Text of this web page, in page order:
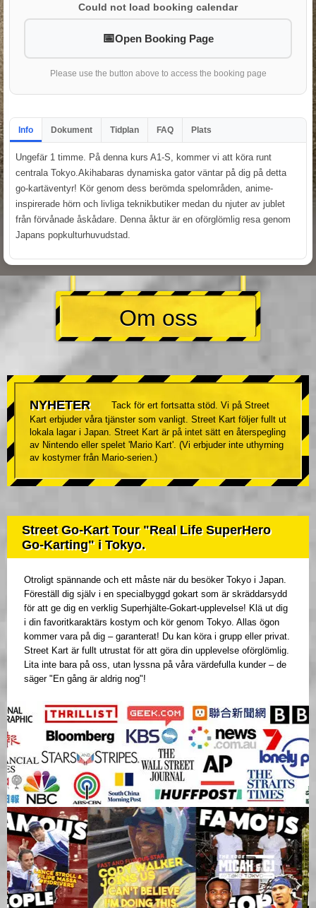
Could not load booking calendar
Open Booking Page
Please use the button above to access the booking page
Info Dokument Tidplan FAQ Plats
Ungefär 1 timme. På denna kurs A1-S, kommer vi att köra runt
centrala Tokyo.Akihabaras dynamiska gator väntar på dig på detta
go-kartäventyr! Kör genom dess berömda spelområden, anime-
inspirerade hörn och livliga teknikbutiker medan du njuter av jublet
från förvånade åskådare. Denna åktur är en oförglömlig resa genom
Japans popkulturhuvudstad.
Om oss
NYHETER
Tack för ert fortsatta stöd. Vi på Street
Kart erbjuder våra tjänster som vanligt. Street Kart följer fullt ut
lokala lagar i Japan. Street Kart är på intet sätt en återspegling
av Nintendo eller spelet 'Mario Kart'. (Vi erbjuder inte uthyrning
av kostymer från Mario-serien.)
Street Go-Kart Tour "Real Life SuperHero
Go-Karting" i Tokyo.
Otroligt spännande och ett måste när du besöker Tokyo i Japan.
Föreställ dig själv i en specialbyggd gokart som är skräddarsydd
för att ge dig en verklig Superhjälte-Gokart-upplevelse! Klä ut dig
i din favoritkaraktärs kostym och kör genom Tokyo. Allas ögon
kommer vara på dig – garanterat! Du kan köra i grupp eller privat.
Street Kart är fullt utrustat för att göra din upplevelse oförglömlig.
Lita inte bara på oss, utan lyssna på våra värdefulla kunder – de
säger "En gång är aldrig nog"!